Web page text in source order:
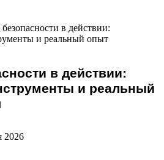
в действии:
и реальный опыт
в действии:
и реальный
2026